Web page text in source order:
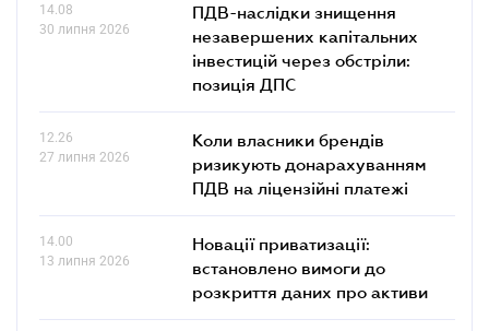
14.08
30 липня 2026
ПДВ-наслідки знищення
незавершених капітальних
інвестицій через обстріли:
позиція ДПС
12.26
27 липня 2026
Коли власники брендів
ризикують донарахуванням
ПДВ на ліцензійні платежі
14.00
13 липня 2026
Новації приватизації:
встановлено вимоги до
розкриття даних про активи